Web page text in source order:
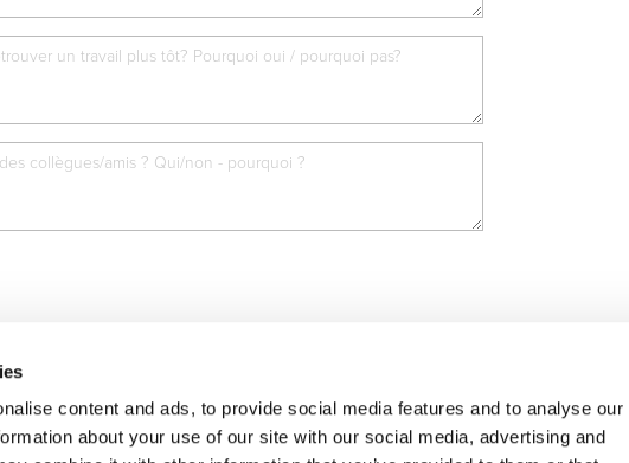
content and ads, to provide social media features and to analyse our
about your use of our site with our social media, advertising and
recrutement de
SELECT HR